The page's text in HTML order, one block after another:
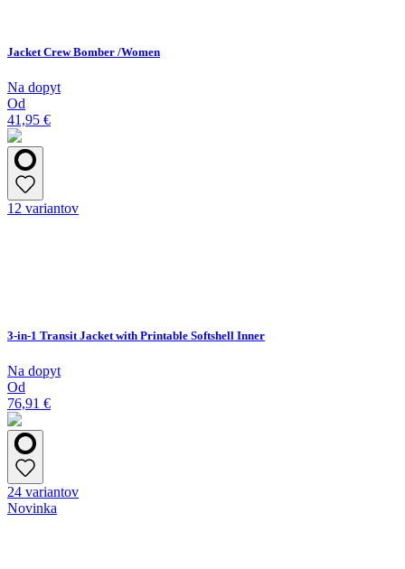
Jacket Crew Bomber /Women
Na dopyt
Od
41,95 €
12 variantov
3-in-1 Transit Jacket with Printable Softshell Inner
Na dopyt
Od
76,91 €
24 variantov
Novinka